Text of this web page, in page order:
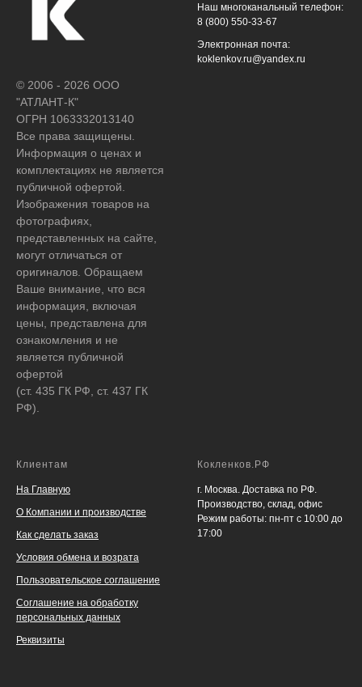
© 2006 - 2026 ООО
"АТЛАНТ-К"
ОГРН 1063332013140
Все права защищены.
Информация о ценах и
комплектациях не является
публичной офертой.
Изображения товаров на
фотографиях,
представленных на сайте,
могут отличаться от
оригиналов. Обращаем
Ваше внимание, что вся
информация, включая
цены, представлена для
ознакомления и не
является публичной
офертой
(ст. 435 ГК РФ, ст. 437 ГК
РФ).
Наш многоканальный телефон:
8 (800) 550-33-67
Электронная почта:
koklenkov.ru@yandex.ru
Клиентам
На Главную
О Компании и производстве
Как сделать заказ
Условия обмена и возрата
Пользовательское соглашение
Соглашение на обработку
персональных данных
Реквизиты
Кокленков.РФ
г. Москва. Доставка по РФ.
Производство, склад, офис
Режим работы: пн-пт с 10:00 до
17:00